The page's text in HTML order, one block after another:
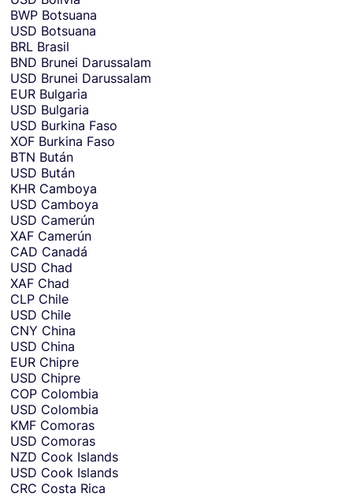
BWP Botsuana
USD Botsuana
BRL Brasil
BND Brunei Darussalam
USD Brunei Darussalam
EUR Bulgaria
USD Bulgaria
USD Burkina Faso
XOF Burkina Faso
BTN Bután
USD Bután
KHR Camboya
USD Camboya
USD Camerún
XAF Camerún
CAD Canadá
USD Chad
XAF Chad
CLP Chile
USD Chile
CNY China
USD China
EUR Chipre
USD Chipre
COP Colombia
USD Colombia
KMF Comoras
USD Comoras
NZD Cook Islands
USD Cook Islands
CRC Costa Rica